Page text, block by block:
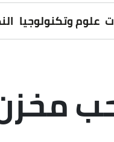
علوم وتكنولوجيا